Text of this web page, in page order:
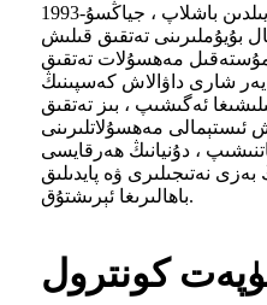
1993-يىلدىن باشلاپ ، جياڭسۇ WLD داۋالاش چەكلىك
بۇيۇملىرىنى تەتقىق قىلىش
مۇستەقىل مەھسۇلات تەتقىق
يەر شارى داۋالاش كەسپىنىڭ
ئەگىشىپ ، بىز تەتقىق
ئىستېمالى مەھسۇلاتلىرىنى
، دۇنيانىڭ ھەرقايسى
بەزى نەتىجىلىرى ۋە پايدىلىق
باھالىرىغا ئېرىشتۇق.
كونترول